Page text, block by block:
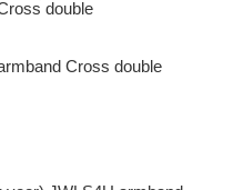
Cross double